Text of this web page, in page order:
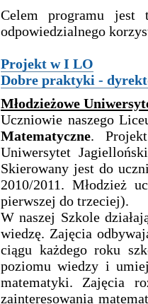
Celem programu jest
odpowiedzialnego
Projekt w I LO
Dobre praktyki -
Młodzieżowe
Uczniowie naszego
Matematyczne.
Uniwersytet
Skierowany jest do
2010/2011. Młodzież
pierwszej do trzeciej).
W naszej Szkole
wiedzę. Zajęcia
ciągu każdego roku
poziomu wiedzy i
matematyki. Zajęcia
zainteresowania